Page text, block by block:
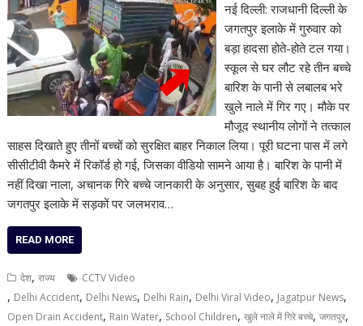
नई दिल्ली: राजधानी दिल्ली के
जगतपुर इलाके में गुरुवार को
बड़ा हादसा होते-होते टल गया।
स्कूल से घर लौट रहे तीन बच्चे
बारिश के पानी से लबालब भरे
खुले नाले में गिर गए। मौके पर
मौजूद स्थानीय लोगों ने तत्काल
साहस दिखाते हुए तीनों बच्चों को सुरक्षित बाहर निकाल लिया। पूरी घटना पास में लगे
सीसीटीवी कैमरे में रिकॉर्ड हो गई, जिसका वीडियो सामने आया है। बारिश के पानी में
नहीं दिखा नाला, अचानक गिरे बच्चे जानकारी के अनुसार, सुबह हुई बारिश के बाद
जगतपुर इलाके में सड़कों पर जलभराव…
READ MORE
देश,राज्य CCTV Video
, Delhi Accident, Delhi News, Delhi Rain, Delhi Viral Video, Jagatpur News,
Open Drain Accident, Rain Water, School Children,खुले नाले में गिरे बच्चे,जगतपुर,